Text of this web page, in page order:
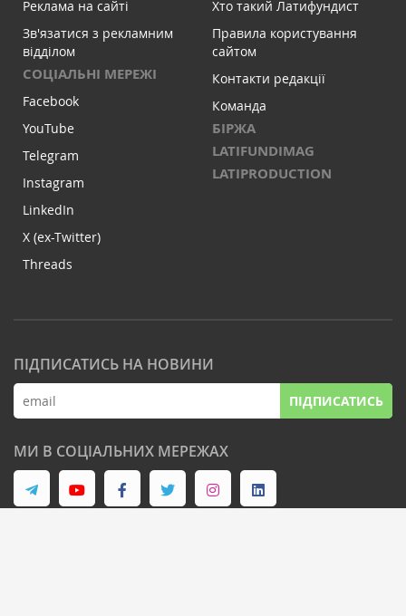
Реклама на сайті
Зв'язатися з рекламним
відділом
СОЦІАЛЬНІ МЕРЕЖІ
Facebook
YouTube
Telegram
Instagram
LinkedIn
X (ex-Twitter)
Threads
Хто такий Латифундист
Правила користування
сайтом
Контакти редакції
Команда
БІРЖА
LATIFUNDIMAG
LATIPRODUCTION
ПІДПИСАТИСЬ НА НОВИНИ
ПІДПИСАТИСЬ
МИ В СОЦІАЛЬНИХ МЕРЕЖАХ